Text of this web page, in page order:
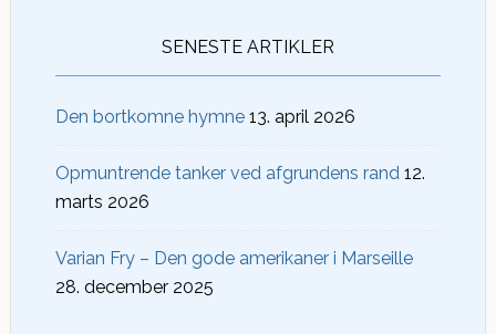
SENESTE ARTIKLER
Den bortkomne hymne 13. april 2026
Opmuntrende tanker ved afgrundens rand 12.
marts 2026
Varian Fry – Den gode amerikaner i Marseille
28. december 2025